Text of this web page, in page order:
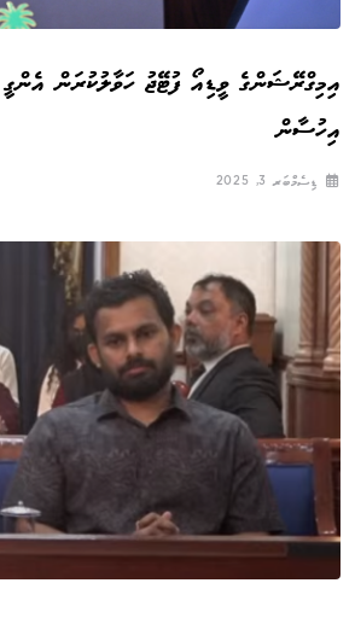
އިމިގްރޭޝަންގެ ވީޑިއޯ ފުޓޭޖު ހަވާލުކުރަން
އިހުސާން
ޑިސެމްބަރ 3, 2025